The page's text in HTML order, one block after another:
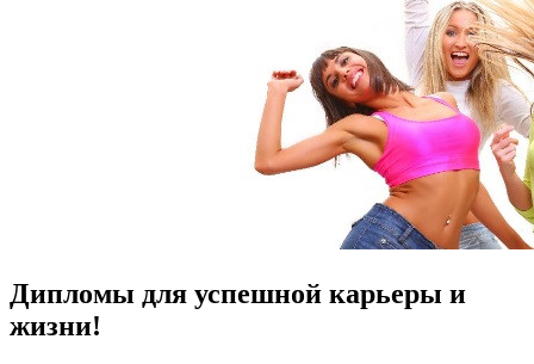
Дипломы для успешной карьеры и
жизни!